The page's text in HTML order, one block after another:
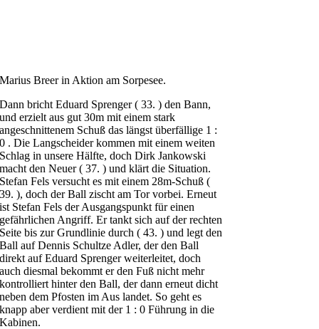
Marius Breer in Aktion am Sorpesee.
Dann bricht Eduard Sprenger ( 33. ) den Bann,
und erzielt aus gut 30m mit einem stark
angeschnittenem Schuß das längst überfällige 1 :
0 . Die Langscheider kommen mit einem weiten
Schlag in unsere Hälfte, doch Dirk Jankowski
macht den Neuer ( 37. ) und klärt die Situation.
Stefan Fels versucht es mit einem 28m-Schuß (
39. ), doch der Ball zischt am Tor vorbei. Erneut
ist Stefan Fels der Ausgangspunkt für einen
gefährlichen Angriff. Er tankt sich auf der rechten
Seite bis zur Grundlinie durch ( 43. ) und legt den
Ball auf Dennis Schultze Adler, der den Ball
direkt auf Eduard Sprenger weiterleitet, doch
auch diesmal bekommt er den Fuß nicht mehr
kontrolliert hinter den Ball, der dann erneut dicht
neben dem Pfosten im Aus landet. So geht es
knapp aber verdient mit der 1 : 0 Führung in die
Kabinen.